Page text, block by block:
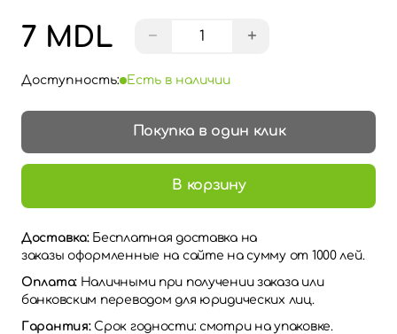
7 MDL − +
Доступность: Есть в наличии
Покупка в один клик
В корзину
Доставка: Бесплатная доставка на
заказы оформленные на сайте на сумму от 1000 лей.
Оплата: Наличными при получении заказа или
банковским переводом для юридических лиц.
Гарантия:Срок годности: смотри на упаковке.